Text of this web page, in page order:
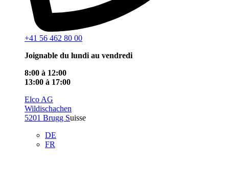
+41 56 462 80 00
Joignable du lundi au vendredi
8:00 à 12:00
13:00 à 17:00
Elco AG
Wildischachen
5201 Brugg Suisse
DE
FR